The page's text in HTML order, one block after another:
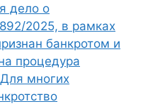
дело о
2025, в рамках
банкротом и
процедура
многих